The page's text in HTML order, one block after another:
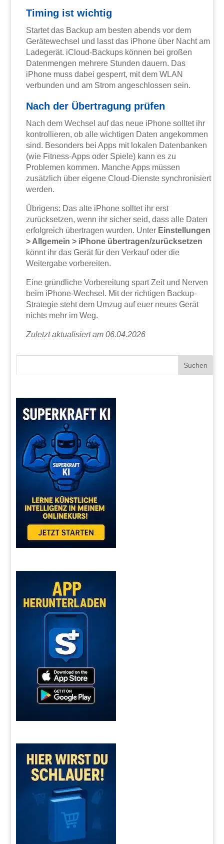
Timing ist wichtig
Startet das Backup am besten abends vor dem
Gerätewechsel und lasst das iPhone über Nacht am
Ladegerät. iCloud-Backups können bei großen
Datenmengen mehrere Stunden dauern. Das
iPhone muss dabei gesperrt, mit dem WLAN
verbunden und am Strom angeschlossen sein.
Nach der Übertragung prüfen
Nach dem Wechsel auf das neue iPhone solltet ihr
kontrollieren, ob alle wichtigen Daten angekommen
sind. Besonders bei Apps mit lokalen Datenbanken
(wie Fitness-Apps oder Spiele) kann es zu
Problemen kommen. Manche Apps müssen
zusätzlich über eigene Cloud-Dienste synchronisiert
werden.
Übrigens: Das alte iPhone solltet ihr erst
zurücksetzen, wenn ihr sicher seid, dass alle Daten
erfolgreich übertragen wurden. Unter Einstellungen
> Allgemein > iPhone übertragen/zurücksetzen
könnt ihr das Gerät für den Verkauf oder die
Weitergabe vorbereiten.
Eine gründliche Vorbereitung spart Zeit und Nerven
beim iPhone-Wechsel. Mit der richtigen Backup-
Strategie steht dem Umzug auf euer neues Gerät
nichts mehr im Weg.
Zuletzt aktualisiert am 06.04.2026